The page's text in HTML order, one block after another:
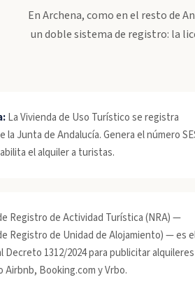
En Archena, como en el resto de
un doble sistema de registro: la
La Vivienda de Uso Turístico se registra
Junta de Andalucía. Genera el número
el alquiler a turistas.
Registro de Actividad Turística (NRA) —
Registro de Unidad de Alojamiento) — es
1312/2024 para publicitar alquileres
Booking.com y Vrbo.